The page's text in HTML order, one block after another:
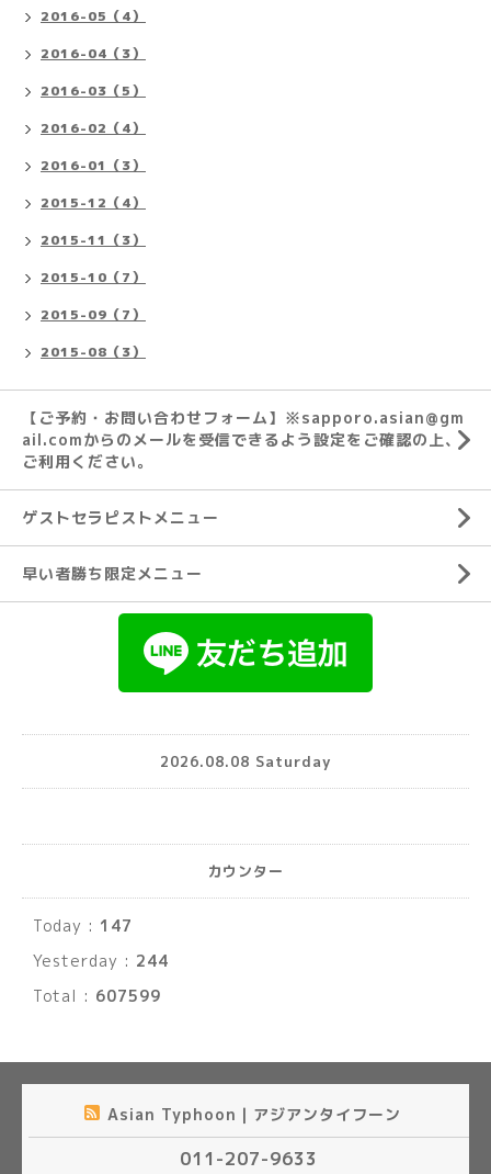
2016-05（4）
2016-04（3）
2016-03（5）
2016-02（4）
2016-01（3）
2015-12（4）
2015-11（3）
2015-10（7）
2015-09（7）
2015-08（3）
【ご予約・お問い合わせフォーム】※sapporo.asian@gm
ail.comからのメールを受信できるよう設定をご確認の上、
ご利用ください。
ゲストセラピストメニュー
早い者勝ち限定メニュー
2026.08.08 Saturday
カウンター
Today : 147
Yesterday : 244
Total : 607599
Asian Typhoon｜アジアンタイフーン
011-207-9633